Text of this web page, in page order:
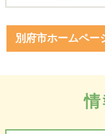
別府市ホームペー